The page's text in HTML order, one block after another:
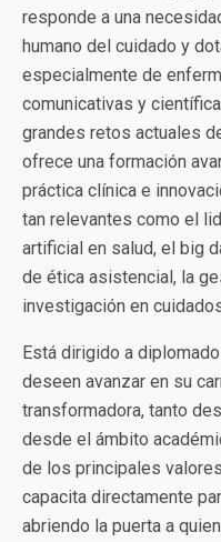
responde a una
humano del cuidado y
especialmente de
comunicativas y
grandes retos actuales
ofrece una formación
práctica clínica e
tan relevantes como el
artificial en salud, el big
de ética asistencial, la
investigación en
Está dirigido a
deseen avanzar en su
transformadora, tanto
desde el ámbito
de los principales
capacita directamente
abriendo la puerta a